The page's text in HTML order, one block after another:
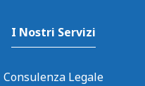
I Nostri Servizi
Consulenza Legale